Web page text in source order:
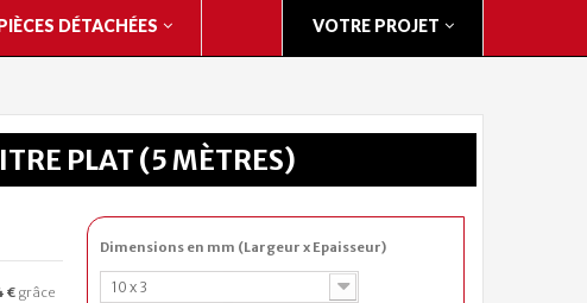
DÉTACHÉES VOTRE PROJET
PLAT (5 MÈTRES)
€grâce
Dimensions en mm (Largeur x Epaisseur)
10 x 3